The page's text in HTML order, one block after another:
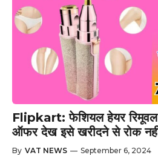
Flipkart: फेशियल हेयर
ऑफर देख इसे खरीदने से रोक
By VAT NEWS — September 6, 2024